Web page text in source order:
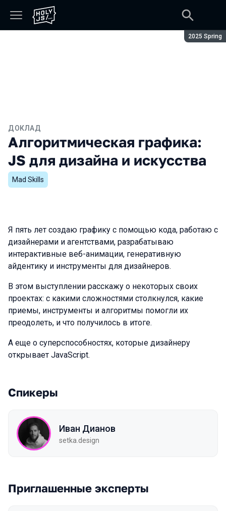
Сезон:
2025 Spring
ДОКЛАД
Алгоритмическая графика:
JS для дизайна и искусства
Mad Skills
Я пять лет создаю графику с помощью кода, работаю с
дизайнерами и агентствами, разрабатываю
интерактивные веб-анимации, генеративную
айдентику и инструменты для дизайнеров.
В этом выступлении расскажу о некоторых своих
проектах: с какими сложностями столкнулся, какие
приемы, инструменты и алгоритмы помогли их
преодолеть, и что получилось в итоге.
А еще о суперспособностях, которые дизайнеру
открывает JavaScript.
Спикеры
Иван Дианов
setka.design
Приглашенные эксперты